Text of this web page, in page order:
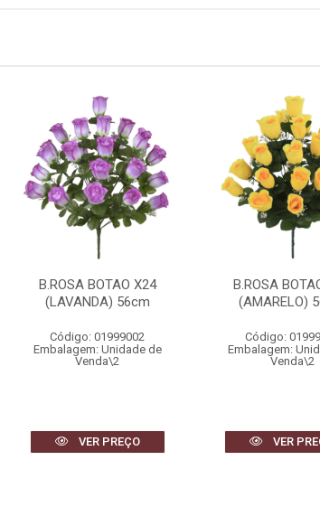
B.ROSA BOTAO X24
(LAVANDA) 56cm
Código: 01999002
Embalagem: Unidade de
Venda\2
VER PREÇO
B.ROSA
(AMARELO)
Código:
Embalagem:
Venda\2
VER